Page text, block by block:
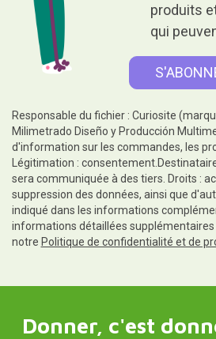
produits
qui
Responsable du fichier : Curiosite
Milimetrado Diseño y Producción
d'information sur les commandes, les
Légitimation :
sera communiquée à des tiers. Droits :
suppression des données, ainsi que
indiqué dans les informations
informations détaillées supplémentaires
notre Politique de confidentialité et de
Donner, c'est